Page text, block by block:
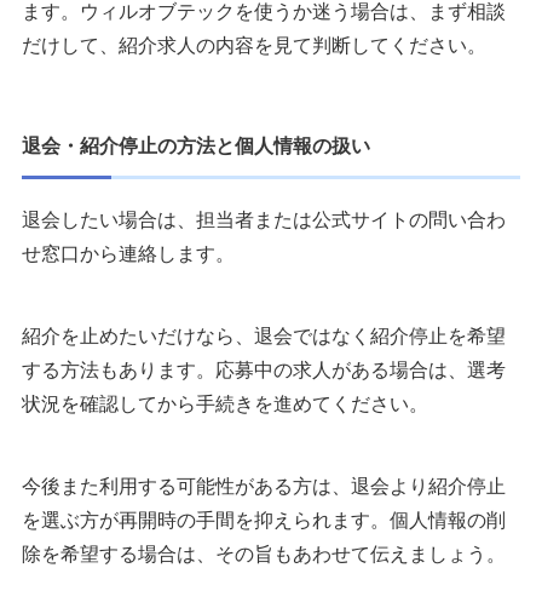
ます。ウィルオブテックを使うか迷う場合は、まず相談
だけして、紹介求人の内容を見て判断してください。
退会・紹介停止の方法と個人情報の扱い
退会したい場合は、担当者または公式サイトの問い合わ
せ窓口から連絡します。
紹介を止めたいだけなら、退会ではなく紹介停止を希望
する方法もあります。応募中の求人がある場合は、選考
状況を確認してから手続きを進めてください。
今後また利用する可能性がある方は、退会より紹介停止
を選ぶ方が再開時の手間を抑えられます。個人情報の削
除を希望する場合は、その旨もあわせて伝えましょう。